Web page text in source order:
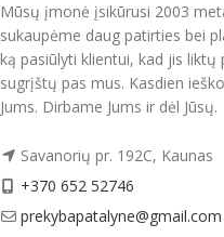
Mikropluoštas yra sintetinis
audinys. Tai storas ir tvirtas
Nedažo, “nesiburbuliuoja”.
Pagaminta Lenkijoje.
išverstą į blogąją pusę
Mūsų įmonė įsikūrusi 2003
sukaupėme daug patirties bei
ką pasiūlyti klientui, kad jis
sugrįštų pas mus. Kasdien
Jums. Dirbame Jums ir dėl Jūsų.
Savanorių pr. 192C, Kaunas
+370 652 52746
prekybapatalyne@gmail.com